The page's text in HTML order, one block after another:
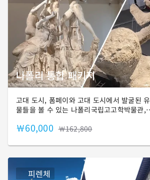
나폴리 통합 패키지
고대 도시, 폼페이와 고대 도시에서 발굴된 유
물들을 볼 수 있는 나폴리국립고고학박물관,
￦60,000 ￦162,800
피렌체